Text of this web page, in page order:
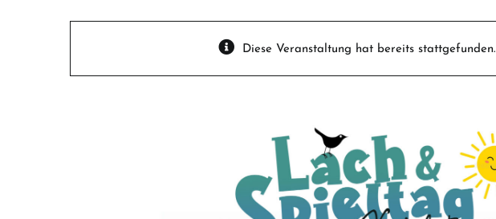
Diese Veranstaltung hat bereits stattgefunden.